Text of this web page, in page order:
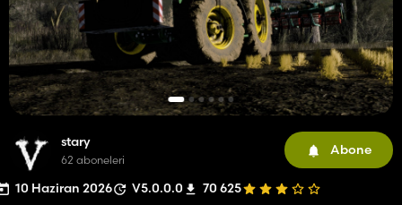
stary
62 aboneleri
Abone
10 Haziran 2026 V5.0.0.0 70 625